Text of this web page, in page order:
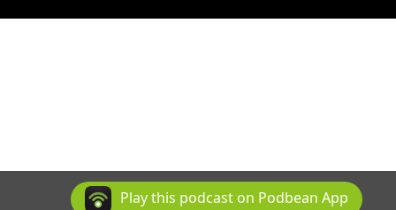
Play this podcast on Podbean App